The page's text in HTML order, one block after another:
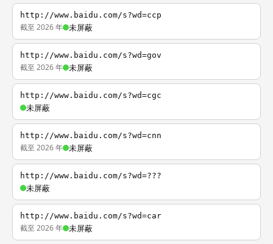
http://www.baidu.com/s?wd=ccp
截至 2026 年 未屏蔽
http://www.baidu.com/s?wd=gov
截至 2026 年 未屏蔽
http://www.baidu.com/s?wd=cgc
未屏蔽
http://www.baidu.com/s?wd=cnn
截至 2026 年 未屏蔽
http://www.baidu.com/s?wd=???
未屏蔽
http://www.baidu.com/s?wd=car
截至 2026 年 未屏蔽